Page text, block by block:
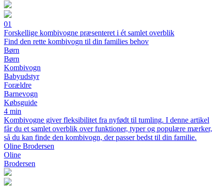
01
Forskellige kombivogne præsenteret i ét samlet overblik
Find den rette kombivogn til din families behov
Børn
Børn
Kombivogn
Babyudstyr
Forældre
Barnevogn
Købsguide
4 min
Kombivogne giver fleksibilitet fra nyfødt til tumling. I denne artikel
får du et samlet overblik over funktioner, typer og populære mærker,
så du kan finde den kombivogn, der passer bedst til din familie.
Oline Brodersen
Oline
Brodersen